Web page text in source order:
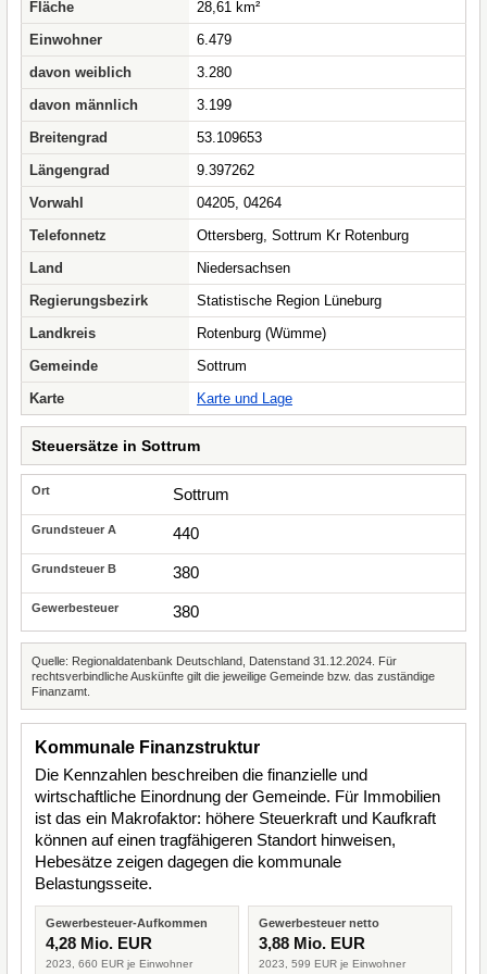
Fläche
28,61 km²
Einwohner
6.479
davon weiblich
3.280
davon männlich
3.199
Breitengrad
53.109653
Längengrad
9.397262
Vorwahl
04205, 04264
Telefonnetz
Ottersberg, Sottrum Kr Rotenburg
Land
Niedersachsen
Regierungsbezirk
Statistische Region Lüneburg
Landkreis
Rotenburg (Wümme)
Gemeinde
Sottrum
Karte
Karte und Lage
Steuersätze in Sottrum
Sottrum
440
380
380
Quelle: Regionaldatenbank Deutschland, Datenstand 31.12.2024. Für
rechtsverbindliche Auskünfte gilt die jeweilige Gemeinde bzw. das zuständige
Finanzamt.
Kommunale Finanzstruktur
Die Kennzahlen beschreiben die finanzielle und
wirtschaftliche Einordnung der Gemeinde. Für Immobilien
ist das ein Makrofaktor: höhere Steuerkraft und Kaufkraft
können auf einen tragfähigeren Standort hinweisen,
Hebesätze zeigen dagegen die kommunale
Belastungsseite.
Gewerbesteuer-Aufkommen
4,28 Mio. EUR
2023, 660 EUR je Einwohner
Gewerbesteuer netto
3,88 Mio. EUR
2023, 599 EUR je Einwohner